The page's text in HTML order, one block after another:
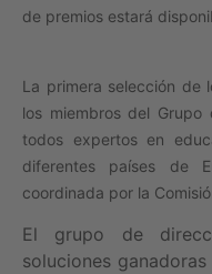
de premios estará
La primera selección de
los miembros del Grupo
todos expertos en
diferentes países de
coordinada por la
El grupo de
soluciones